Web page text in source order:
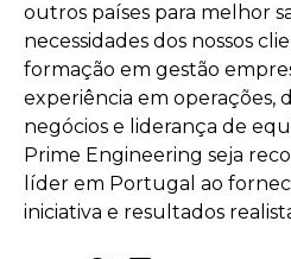
outros países para melhor
necessidades dos nossos
formação em gestão
experiência em operações,
negócios e liderança de
Prime Engineering seja
líder em Portugal ao
iniciativa e resultados